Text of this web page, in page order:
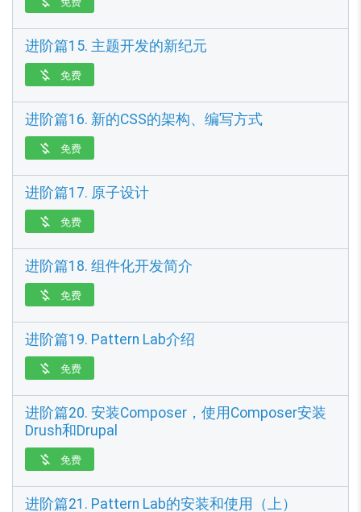
进阶篇15. 主题开发的新纪元
 免费
进阶篇16. 新的CSS的架构、编写方式
 免费
进阶篇17. 原子设计
 免费
进阶篇18. 组件化开发简介
 免费
进阶篇19. Pattern Lab介绍
 免费
进阶篇20. 安装Composer，使用Composer安装
Drush和Drupal
 免费
进阶篇21. Pattern Lab的安装和使用（上）